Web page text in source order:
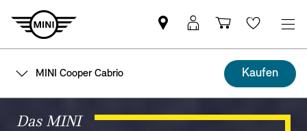
MINI
Partner
Mein
MINI
Login
Shopping
cart
Wishlist
MINI Cooper Cabrio Kaufen
Das MINI